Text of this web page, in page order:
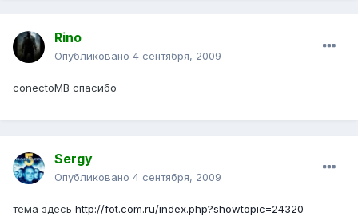
Rino
Опубликовано 4 сентября, 2009
conectoMB спасибо
Sergy
Опубликовано 4 сентября, 2009
тема здесь http://fot.com.ru/index.php?showtopic=24320